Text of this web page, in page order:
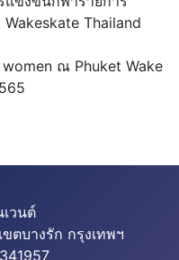
Thailand
ณ Phuket Wake
วนต์
ตบางรัก กรุงเทพฯ